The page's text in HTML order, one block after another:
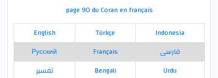
page 90 du Coran en français
English
Türkçe
Indonesia
Русский
Français
فارسی
تفسير
Bengali
Urdu